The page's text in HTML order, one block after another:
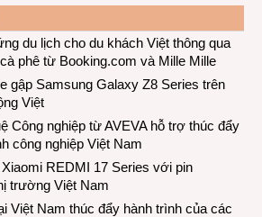
du lịch cho du khách Việt thông qua
phê từ Booking.com và Mille Mille
gập Samsung Galaxy Z8 Series trên
Việt
Công nghiệp từ AVEVA hỗ trợ thúc đẩy
công nghiệp Việt Nam
REDMI 17 Series với pin
trường Việt Nam
Việt Nam thúc đẩy hành trình của các